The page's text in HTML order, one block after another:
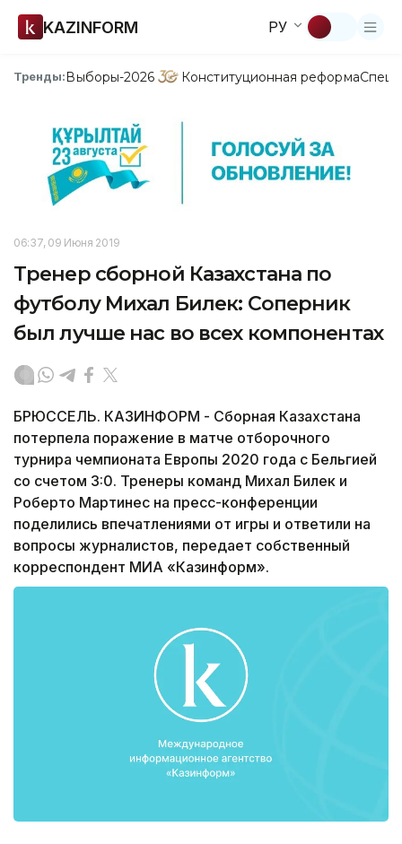
KAZINFORM РУ
Тренды:Выборы-2026 Конституционная реформа
06:37, 09 Июня 2019
Тренер сборной Казахстана по
футболу Михал Билек: Соперник
был лучше нас во всех компонентах
БРЮССЕЛЬ. КАЗИНФОРМ - Сборная Казахстана
потерпела поражение в матче отборочного
турнира чемпионата Европы 2020 года с Бельгией
со счетом 3:0. Тренеры команд Михал Билек и
Роберто Мартинес на пресс-конференции
поделились впечатлениями от игры и ответили на
вопросы журналистов, передает собственный
корреспондент МИА «Казинформ».